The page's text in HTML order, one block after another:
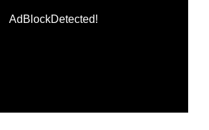
AdBlockDetected!